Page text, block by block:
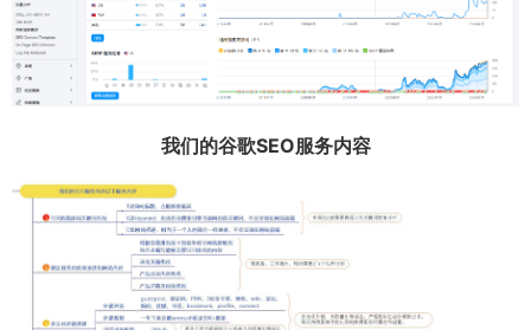
我们的谷歌SEO服务内容